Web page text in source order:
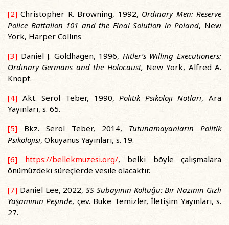
[2] Christopher R. Browning, 1992, Ordinary Men: Reserve
Police Battalion 101 and the Final Solution in Poland, New
York, Harper Collins
[3] Daniel J. Goldhagen, 1996, Hitler’s Willing Executioners:
Ordinary Germans and the Holocaust, New York, Alfred A.
Knopf.
[4] Akt. Serol Teber, 1990, Politik Psikoloji Notları, Ara
Yayınları, s. 65.
[5] Bkz. Serol Teber, 2014, Tutunamayanların Politik
Psikolojisi, Okuyanus Yayınları, s. 19.
[6]
https://bellekmuzesi.org/, belki böyle çalışmalara
önümüzdeki süreçlerde vesile olacaktır.
[7] Daniel Lee, 2022,SS Subayının Koltuğu: Bir Nazinin Gizli
Yaşamının Peşinde, çev. Büke Temizler, İletişim Yayınları, s.
27.